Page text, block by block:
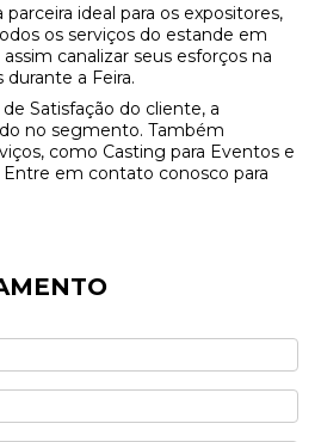
ideal para os expositores,
os serviços do estande em
canalizar seus esforços na
a Feira.
Satisfação do cliente, a
no segmento. Também
como Casting para Eventos e
em contato conosco para